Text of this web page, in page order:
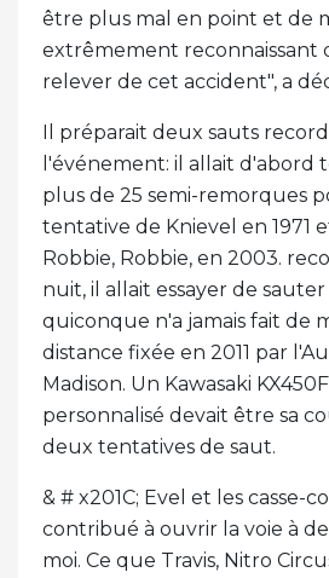
être plus mal en point et de
extrêmement reconnaissant
relever de cet accident", a
Il préparait deux sauts
l'événement: il allait d'abord
plus de 25 semi-remorques
tentative de Knievel en 1971
Robbie, Robbie, en 2003.
nuit, il allait essayer de
quiconque n'a jamais fait de
distance fixée en 2011 par
Madison. Un Kawasaki
personnalisé devait être sa
deux tentatives de saut.
& # x201C; Evel et les casse-
contribué à ouvrir la voie à
moi. Ce que Travis, Nitro